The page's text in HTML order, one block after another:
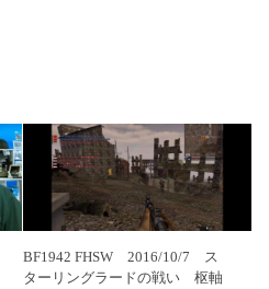
BF1942 FHSW 2016/10/7 ス
ターリングラードの戦い 枢軸